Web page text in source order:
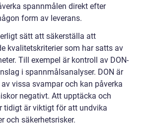
spannmålen direkt efter
form av leverans.
sätt att säkerställa att
kvalitetskriterier som har satts av
Till exempel är kontroll av DON-
i spannmålsanalyser. DON är
vissa svampar och kan påverka
negativt. Att upptäcka och
tidigt är viktigt för att undvika
och säkerhetsrisker.